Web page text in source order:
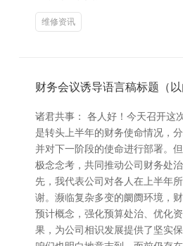
维修资讯
财务会议诱导语言稿标题（以
诸君共事： 各人好！今天召开这
是转头上半年的财务使命情况，
并对下一阶段的使命进行部署。
极念念考，共同推动公司财务处
先，我代表公司对各人在上半年
谢。濒临复杂多变的阛阓环境，
预计概念，强化预算处治、优化
果，为公司相识发展提供了坚实